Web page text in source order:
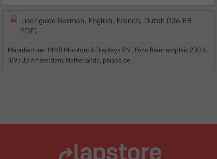
Tab)
(öffnet
in
neuem
Tab)
user guide German, English, French, Dutch (136 KB
PDF)
in
neuem
Tab)
Manufacturer: MMD Monitors & Displays B.V., Prins Bernhardplein 200 6,
1097 JB Amsterdam, Netherlands, philips.de